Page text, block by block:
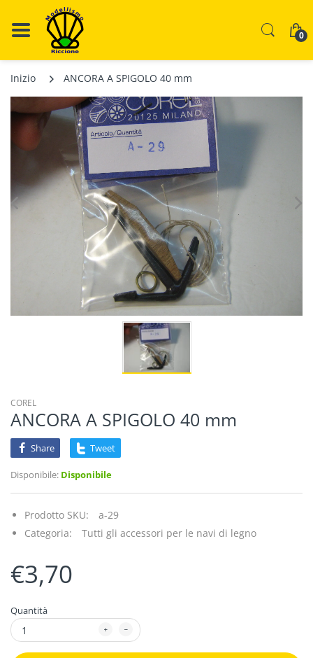
0
Inizio ANCORA A SPIGOLO 40 mm
COREL
ANCORA A SPIGOLO 40 mm
Share Tweet
Disponibile: Disponibile
Prodotto SKU:
a-29
Categoria:
Tutti gli accessori per le navi di legno
€3,70
Quantità